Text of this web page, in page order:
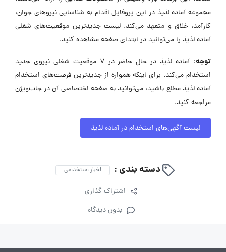
مجموعه آماده لذیذ در این پروفایل اقدام به شناسایی نیروهای جوان،
کارآمد، خلاق و متعهد می‌کند. لیست جدیدترین موقعیت‌های شغلی
آماده لذیذ را می‌توانید در ابتدای صفحه مشاهده کنید.
توجه:
آماده لذیذ در حال حاضر در ۷ موقعیت شغلی نیروی جدید
استخدام می‌کند. برای اینکه همواره از جدیدترین فرصت‌های استخدام
آماده لذیذ مطلع باشید، می‌توانید به صفحه اختصاصی آن در جاب‌ویژن
مراجعه کنید.
لیست آگهی‌های استخدام در آماده لذیذ
دسته بندی : اخبار استخدامی
اشتراک گذاری
بدون دیدگاه